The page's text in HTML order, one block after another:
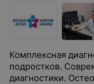
Комплексная
подростков.
диагностики.